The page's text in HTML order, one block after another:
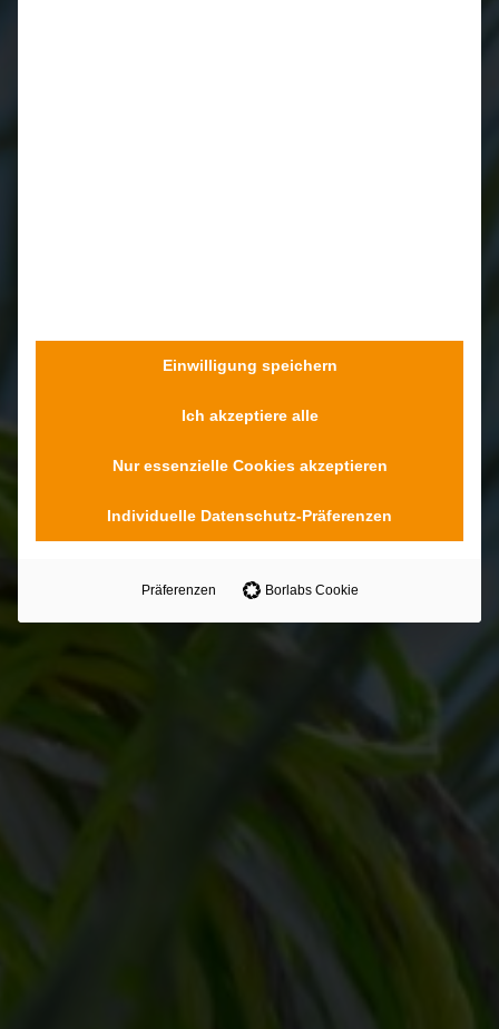
Einwilligung speichern
Ich akzeptiere alle
Nur essenzielle Cookies akzeptieren
Individuelle Datenschutz-Präferenzen
Präferenzen Borlabs Cookie